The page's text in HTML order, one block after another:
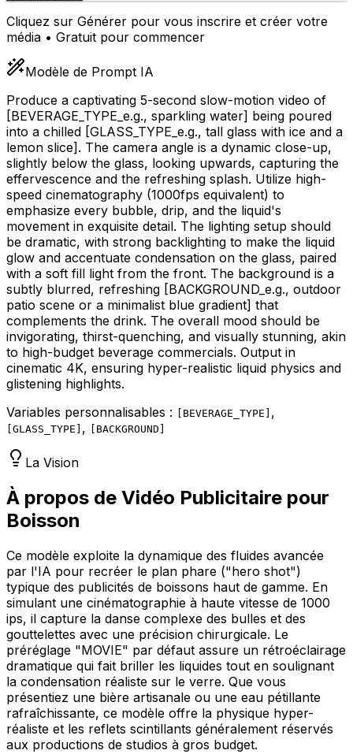
Cliquez sur Générer pour vous inscrire et créer votre
média • Gratuit pour commencer
Modèle de Prompt IA
Produce a captivating 5-second slow-motion video of
[BEVERAGE_TYPE_e.g., sparkling water] being poured
into a chilled [GLASS_TYPE_e.g., tall glass with ice and a
lemon slice] . The camera angle is a dynamic close-up,
slightly below the glass, looking upwards, capturing the
effervescence and the refreshing splash. Utilize high-
speed cinematography (1000fps equivalent) to
emphasize every bubble, drip, and the liquid's
movement in exquisite detail. The lighting setup should
be dramatic, with strong backlighting to make the liquid
glow and accentuate condensation on the glass, paired
with a soft fill light from the front. The background is a
subtly blurred, refreshing [BACKGROUND_e.g., outdoor
patio scene or a minimalist blue gradient] that
complements the drink. The overall mood should be
invigorating, thirst-quenching, and visually stunning, akin
to high-budget beverage commercials. Output in
cinematic 4K, ensuring hyper-realistic liquid physics and
glistening highlights.
Variables personnalisables :
BEVERAGE_TYPE ,
GLASS_TYPE , BACKGROUND
La Vision
À propos de Vidéo Publicitaire pour
Boisson
Ce modèle exploite la dynamique des fluides avancée
par l'IA pour recréer le plan phare ("hero shot")
typique des publicités de boissons haut de gamme. En
simulant une cinématographie à haute vitesse de 1000
ips, il capture la danse complexe des bulles et des
gouttelettes avec une précision chirurgicale. Le
préréglage "MOVIE" par défaut assure un rétroéclairage
dramatique qui fait briller les liquides tout en soulignant
la condensation réaliste sur le verre. Que vous
présentiez une bière artisanale ou une eau pétillante
rafraîchissante, ce modèle offre la physique hyper-
réaliste et les reflets scintillants généralement réservés
aux productions de studios à gros budget.